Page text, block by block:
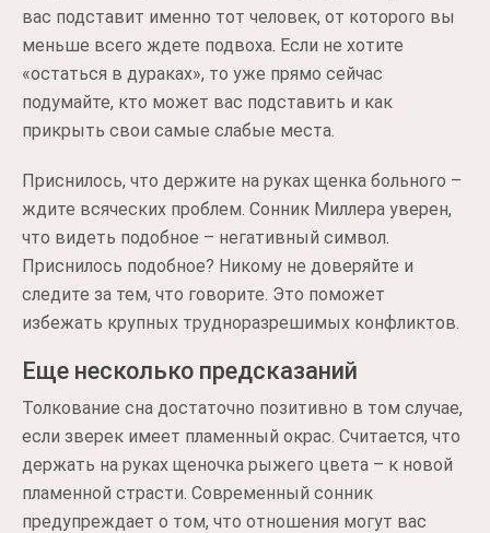
вас подставит именно тот человек, от которого вы
меньше всего ждете подвоха. Если не хотите
«остаться в дураках», то уже прямо сейчас
подумайте, кто может вас подставить и как
прикрыть свои самые слабые места.
Приснилось, что держите на руках щенка больного –
ждите всяческих проблем. Сонник Миллера уверен,
что видеть подобное – негативный символ.
Приснилось подобное? Никому не доверяйте и
следите за тем, что говорите. Это поможет
избежать крупных трудноразрешимых конфликтов.
Еще несколько предсказаний
Толкование сна достаточно позитивно в том случае,
если зверек имеет пламенный окрас. Считается, что
держать на руках щеночка рыжего цвета – к новой
пламенной страсти. Современный сонник
предупреждает о том, что отношения могут вас